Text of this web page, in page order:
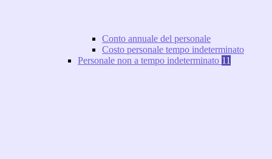
Conto annuale del personale
Costo personale tempo indeterminato
Personale non a tempo indeterminato 11